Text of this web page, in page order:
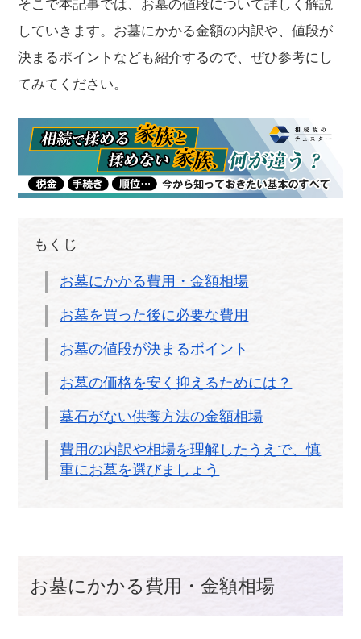
そこで本記事では、お墓の値段について詳しく解説
していきます。お墓にかかる金額の内訳や、値段が
決まるポイントなども紹介するので、ぜひ参考にし
てみてください。
もくじ
お墓にかかる費用・金額相場
お墓を買った後に必要な費用
お墓の値段が決まるポイント
お墓の価格を安く抑えるためには？
墓石がない供養方法の金額相場
費用の内訳や相場を理解したうえで、慎
重にお墓を選びましょう
お墓にかかる費用・金額相場